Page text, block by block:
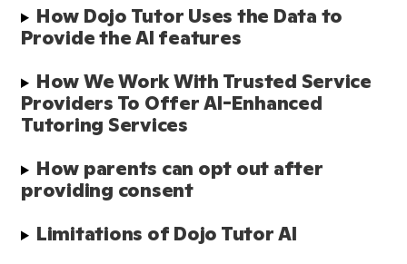
How Dojo Tutor Uses the Data to
Provide the AI features
How We Work With Trusted Service
Providers To Offer AI-Enhanced
Tutoring Services
How parents can opt out after
providing consent
Limitations of Dojo Tutor AI